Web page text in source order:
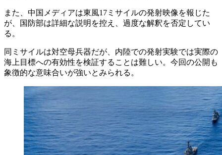
また、中国メディアは東風17ミサイルの発射映像を報じた
が、国防部は詳細な説明を控え、過度な解釈を否定してい
る。
同ミサイルは対空母兵器だが、内陸での発射実験では実際の
海上目標への有効性を検証することは難しい。今回の公開も
象徴的な意味合いが強いとみられる。